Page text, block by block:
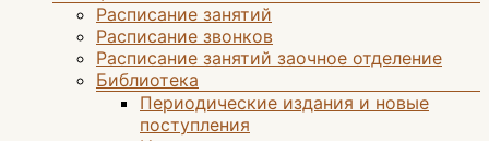
Расписание занятий
Расписание звонков
Расписание занятий заочное отделение
Библиотека
Периодические издания и новые
поступления